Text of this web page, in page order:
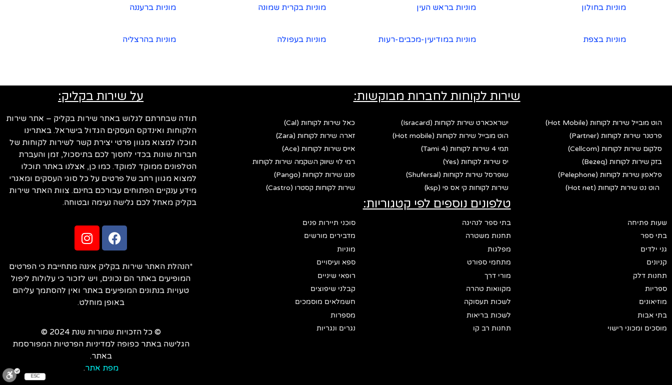
מוניות בחולון מוניות בראש העין מוניות בקרית שמונה מוניות ברעננה
מוניות בצפת מוניות במודיעין-מכבים-רעות מוניות בעפולה מוניות בהרצליה
שירות לקוחות לחברות מבוקשות:
הוט מובייל שירות לקוחות (Hot Mobile)
פרטנר שירות לקוחות (Partner)
סלקום שירות לקוחות (Cellcom)
בזק שירות לקוחות (Bezeq)
פלאפון שירות לקוחות (Pelephone)
הוט נט שירות לקוחות (Hot net)
ישראכארט שירות לקוחות (Isracard)
הוט מובייל שירות לקוחות (Hot mobile)
תמי 4 שירות לקוחות (Tami 4)
יס שירות לקוחות (Yes)
שופרסל שירות לקוחות (Shufersal)
שירות לקוחות קי אס פי (ksp)
כאל שירות לקוחות (Cal)
זארה שירות לקוחות (Zara)
אייס שירות לקוחות (Ace)
רמי לוי שיווק השקמה שירות לקוחות
פנגו שירות לקוחות (Pango)
שירות לקוחות קסטרו (Castro)
טלפונים נוספים לפי קטגוריות:
שעות פתיחה
בתי ספר
גני ילדים
קניונים
תחנות דלק
ספריות
מוזיאונים
בתי אבות
מוסכים ומכוני רישוי
בתי ספר לנהיגה
תחנות משטרה
מפלגות
מתחמי ספורט
מורי דרך
מקוואות טהרה
לשכות תעסוקה
לשכות בריאות
תחנות רב קו
סוכני תיירות פנים
מדבירים מורשים
מוניות
ספא ועיסויים
רופאי שיניים
קבלני שיפוצים
חשמלאים מוסמכים
מספרות
נגרים ונגריות
על שירות בקליק:
תודה שבחרתם לגלוש באתר שירות בקליק – אתר שירות
הלקוחות ואינדקס העסקים הגדול בישראל. באתרינו
תוכלו למצוא מגוון פרטי יצירת קשר לשירות לקוחות של
חברות שונות בכדי לחסוך לכם בתיסכול, זמן והעברת
הטלפונים ממוקד למוקד. כמו כן, אצלנו באתר תוכלו
למצוא מגוון רחב של פרטים על כל סוגי העסקים ומאגרי
מידע ענקיים הפתוחים עבורכם בחינם. צוות האתר שירות
בקליק מאחל לכם גלישה נעימה ובטוחה.
*הנהלת האתר שירות בקליק איננה מתחייבת כי הפרטים
המופיעים באתר הם נכונים, ויש לזכור כי עלולות ליפול
טעויות בנתונים המופיעים באתר ואין להסתמך עליהם
באופן מוחלט.
© כל הזכויות שמורות שנת 2024 ©
הגלישה באתר כפופה למדיניות הפרטיות המפורסמת
באתר.
מפת אתר.
ESC